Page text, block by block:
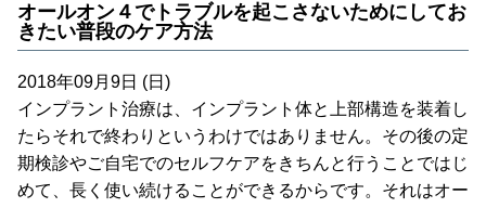
オールオン４でトラブルを起こさないためにしてお
きたい普段のケア方法
2018年09月9日 (日)
インプラント治療は、インプラント体と上部構造を装着し
たらそれで終わりというわけではありません。その後の定
期検診やご自宅でのセルフケアをきちんと行うことではじ
めて、長く使い続けることができるからです。それはオー